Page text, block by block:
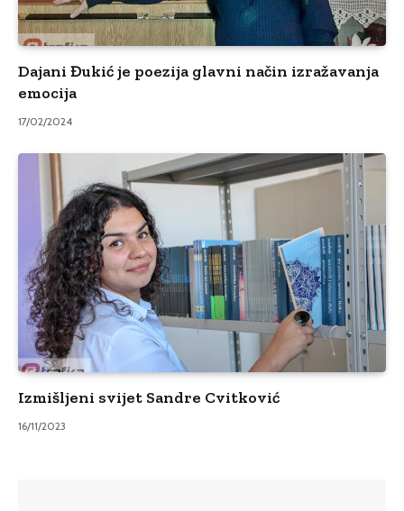
Dajani Đukić je poezija glavni način izražavanja
emocija
17/02/2024
Izmišljeni svijet Sandre Cvitković
16/11/2023